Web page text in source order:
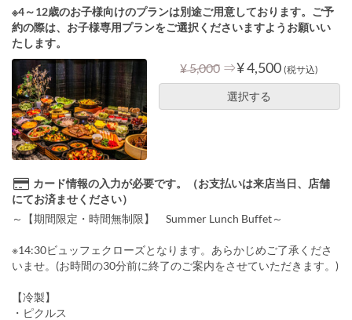
※4～12歳のお子様向けのプランは別途ご用意しております。ご予
約の際は、お子様専用プランをご選択くださいますようお願いい
たします。
¥ 5,000 ⇒¥ 4,500 (税サ込)
選択する
カード情報の入力が必要です。（お支払いは来店当日、店舗
にてお済ませください）
～【期間限定・時間無制限】 Summer Lunch Buffet～
※14:30ビュッフェクローズとなります。あらかじめご了承くださ
いませ。(お時間の30分前に終了のご案内をさせていただきます。)
【冷製】
・ピクルス